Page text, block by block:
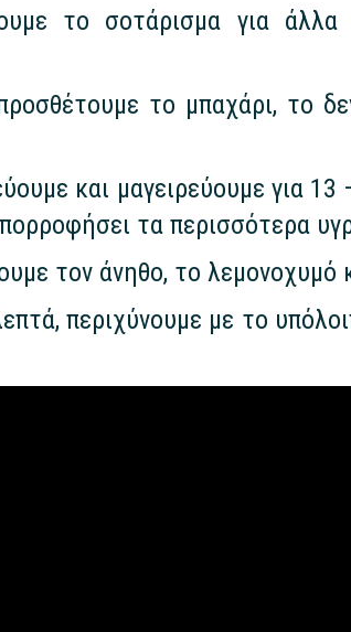
το σοτάρισμα για
το μπαχάρι, το
και μαγειρεύουμε για
τα περισσότερα
τον άνηθο, το λεμονοχυμό
περιχύνουμε με το